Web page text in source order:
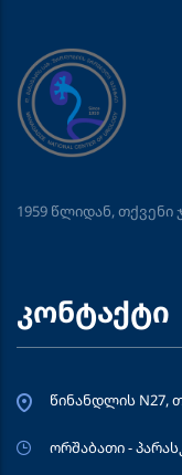
1959 წლიდან,
კონტაქტი
წინანდლის N27,
ორშაბათი -